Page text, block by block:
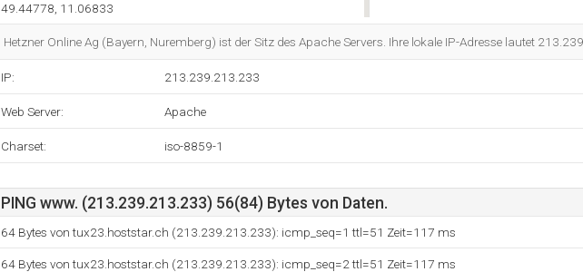
49.44778, 11.06833
Hetzner Online Ag (Bayern, Nuremberg) ist der Sitz des Apache Servers. Ihre lokale IP-Adresse lautet
IP: 213.239.213.233
Web Server: Apache
Charset: iso-8859-1
PING www. (213.239.213.233) 56(84) Bytes von Daten.
64 Bytes von tux23.hoststar.ch (213.239.213.233): icmp_seq=1 ttl=51 Zeit=117 ms
64 Bytes von tux23.hoststar.ch (213.239.213.233): icmp_seq=2 ttl=51 Zeit=117 ms